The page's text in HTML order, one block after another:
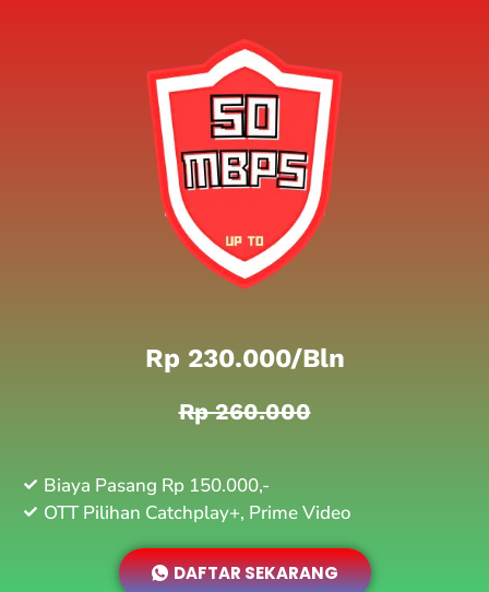
Rp 230.000/bln
Rp 260.000
Biaya Pasang Rp 150.000,-
OTT Pilihan Catchplay+, Prime Video
DAFTAR SEKARANG